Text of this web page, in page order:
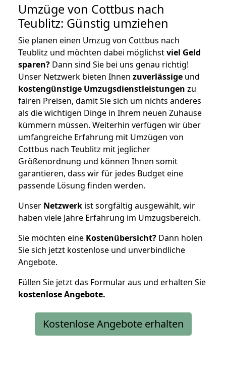
Umzüge von Cottbus nach
Teublitz: Günstig umziehen
Sie planen einen Umzug von Cottbus nach
Teublitz und möchten dabei möglichstviel Geld
sparen? Dann sind Sie bei uns genau richtig!
Unser Netzwerk bieten Ihnen zuverlässige und
kostengünstige Umzugsdienstleistungen zu
fairen Preisen, damit Sie sich um nichts anderes
als die wichtigen Dinge in Ihrem neuen Zuhause
kümmern müssen. Weiterhin verfügen wir über
umfangreiche Erfahrung mit Umzügen von
Cottbus nach Teublitz mit jeglicher
Größenordnung und können Ihnen somit
garantieren, dass wir für jedes Budget eine
passende Lösung finden werden.
Unser Netzwerk ist sorgfältig ausgewählt, wir
haben viele Jahre Erfahrung im Umzugsbereich.
Sie möchten eine Kostenübersicht? Dann holen
Sie sich jetzt kostenlose und unverbindliche
Angebote.
Füllen Sie jetzt das Formular aus und erhalten Sie
kostenloseAngebote.
Kostenlose Angebote erhalten